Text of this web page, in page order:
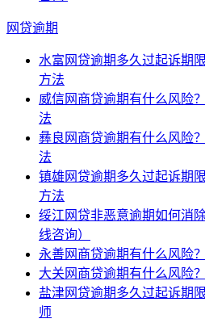
网贷逾期
水富网贷逾期多久过起诉期
方法
威信网商贷逾期有什么风险
法
彝良网商贷逾期有什么风险
法
镇雄网贷逾期多久过起诉期
方法
绥江网贷非恶意逾期如何消
线咨询）
永善网商贷逾期有什么风险
大关网商贷逾期有什么风险
盐津网贷逾期多久过起诉期
师